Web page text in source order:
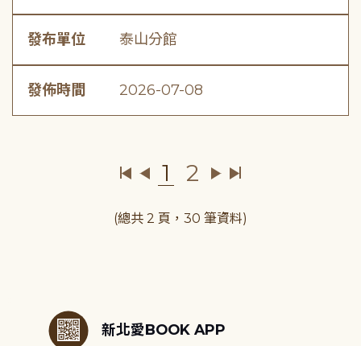
發布單位 泰山分館
發佈時間 2026-07-08
1 2
(總共 2 頁，30 筆資料)
新北愛BOOK APP